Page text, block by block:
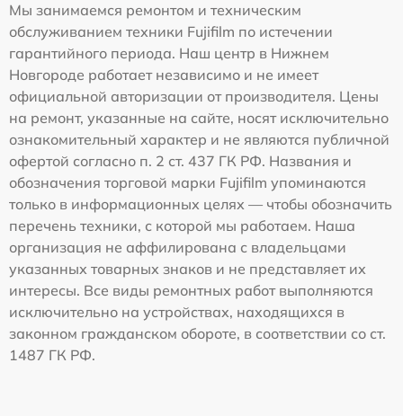
Мы занимаемся ремонтом и техническим
обслуживанием техники Fujifilm по истечении
гарантийного периода. Наш центр в Нижнем
Новгороде работает независимо и не имеет
официальной авторизации от производителя. Цены
на ремонт, указанные на сайте, носят исключительно
ознакомительный характер и не являются публичной
офертой согласно п. 2 ст. 437 ГК РФ. Названия и
обозначения торговой марки Fujifilm упоминаются
только в информационных целях — чтобы обозначить
перечень техники, с которой мы работаем. Наша
организация не аффилирована с владельцами
указанных товарных знаков и не представляет их
интересы. Все виды ремонтных работ выполняются
исключительно на устройствах, находящихся в
законном гражданском обороте, в соответствии со ст.
1487 ГК РФ.